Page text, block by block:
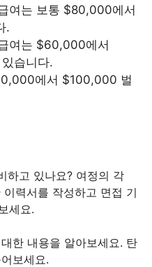
여는 보통 $80,000에서
.
여는 $60,000에서
습니다.
에서 $100,000 벌
하고 있나요? 여정의 각
력서를 작성하고 면접 기
세요.
한 내용을 알아보세요. 탄
보세요.